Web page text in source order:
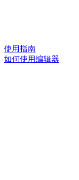
使用指南
如何使用编辑器